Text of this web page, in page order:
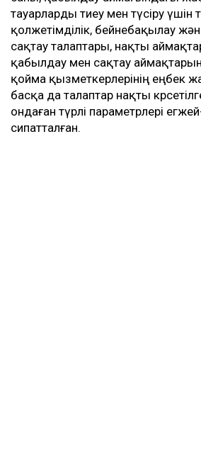
тауарларды тиеу мен түсіру үшін
қолжетімділік, бейнебақылау
сақтау талаптары, нақты
қабылдау мен сақтау
қойма қызметкерлерінің еңбек
басқа да талаптар нақты
ондаған түрлі параметрлері
сипатталған.